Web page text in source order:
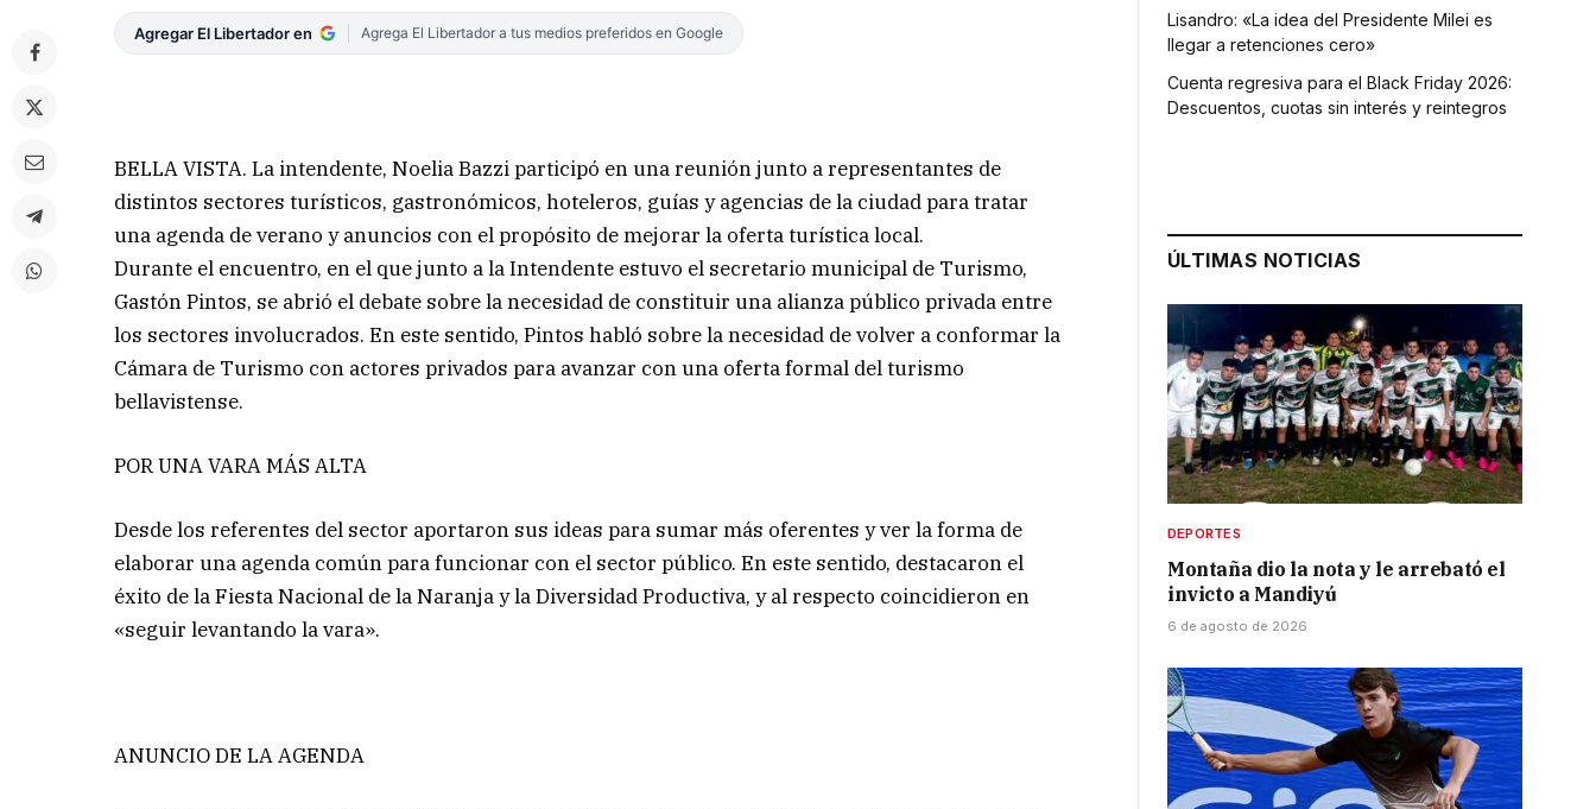
Agregar El Libertador en Agrega El Libertador a tus medios preferidos en Google
BELLA VISTA. La intendente, Noelia Bazzi participó en una reunión junto a representantes de
distintos sectores turísticos, gastronómicos, hoteleros, guías y agencias de la ciudad para tratar
una agenda de verano y anuncios con el propósito de mejorar la oferta turística local.
Durante el encuentro, en el que junto a la Intendente estuvo el secretario municipal de Turismo,
Gastón Pintos, se abrió el debate sobre la necesidad de constituir una alianza público privada entre
los sectores involucrados. En este sentido, Pintos habló sobre la necesidad de volver a conformar la
Cámara de Turismo con actores privados para avanzar con una oferta formal del turismo
bellavistense.
POR UNA VARA MÁS ALTA
Desde los referentes del sector aportaron sus ideas para sumar más oferentes y ver la forma de
elaborar una agenda común para funcionar con el sector público. En este sentido, destacaron el
éxito de la Fiesta Nacional de la Naranja y la Diversidad Productiva, y al respecto coincidieron en
«seguir levantando la vara».
ANUNCIO DE LA AGENDA
Lisandro: «La idea del Presidente Milei es
llegar a retenciones cero»
Cuenta regresiva para el Black Friday 2026:
Descuentos, cuotas sin interés y reintegros
ÚLTIMAS NOTICIAS
DEPORTES
Montaña dio la nota y le arrebató el
invicto a Mandiyú
6 de agosto de 2026